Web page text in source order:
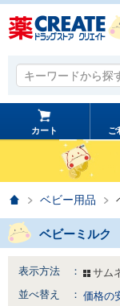
キーワードから探
キーワードから探
カート ご
ホームベビー用品
ベビーミルク
表示方法 ： サム
並べ替え ： 価格の